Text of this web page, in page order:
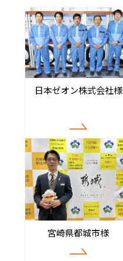
日本ゼオン株式会社様
宮崎県都城市様